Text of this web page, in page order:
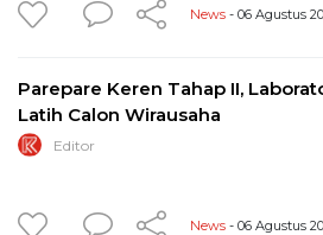
News - 06 Agustus
Parepare Keren Tahap II,
Latih Calon Wirausaha
Editor
News - 06 Agustus